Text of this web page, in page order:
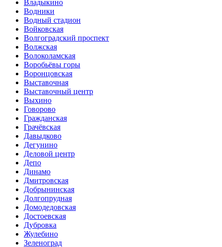
Владыкино
Водники
Водный стадион
Войковская
Волгоградский проспект
Волжская
Волоколамская
Воробьёвы горы
Воронцовская
Выставочная
Выставочный центр
Выхино
Говорово
Гражданская
Грачёвская
Давыдково
Дегунино
Деловой центр
Депо
Динамо
Дмитровская
Добрынинская
Долгопрудная
Домодедовская
Достоевская
Дубровка
Жулебино
Зеленоград